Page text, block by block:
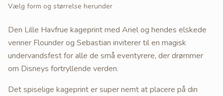
Vælg form og størrelse herunder
Den Lille Havfrue kageprint med Ariel og hendes elskede
venner Flounder og Sebastian inviterer til en magisk
undervandsfest for alle de små eventyrere, der drømmer
om Disneys fortryllende verden.
Det spiselige kageprint er super nemt at placere på din